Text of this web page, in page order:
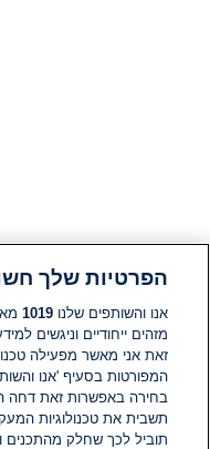
הפרטיות שלך
אנו והשותפים שלנו1019
מזהים ייחודיים וניגשים
זאת אני מאשר מפעילה
המפורטות בסעיף 'אנו
בחירה באפשרות זאת דחה
תשבית את טכנולוגיות
תוביל לכך שחלק מהתכנים